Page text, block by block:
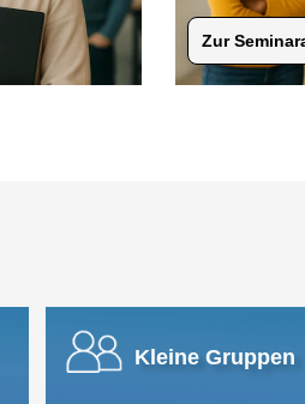
Zur
Kleine Gruppen